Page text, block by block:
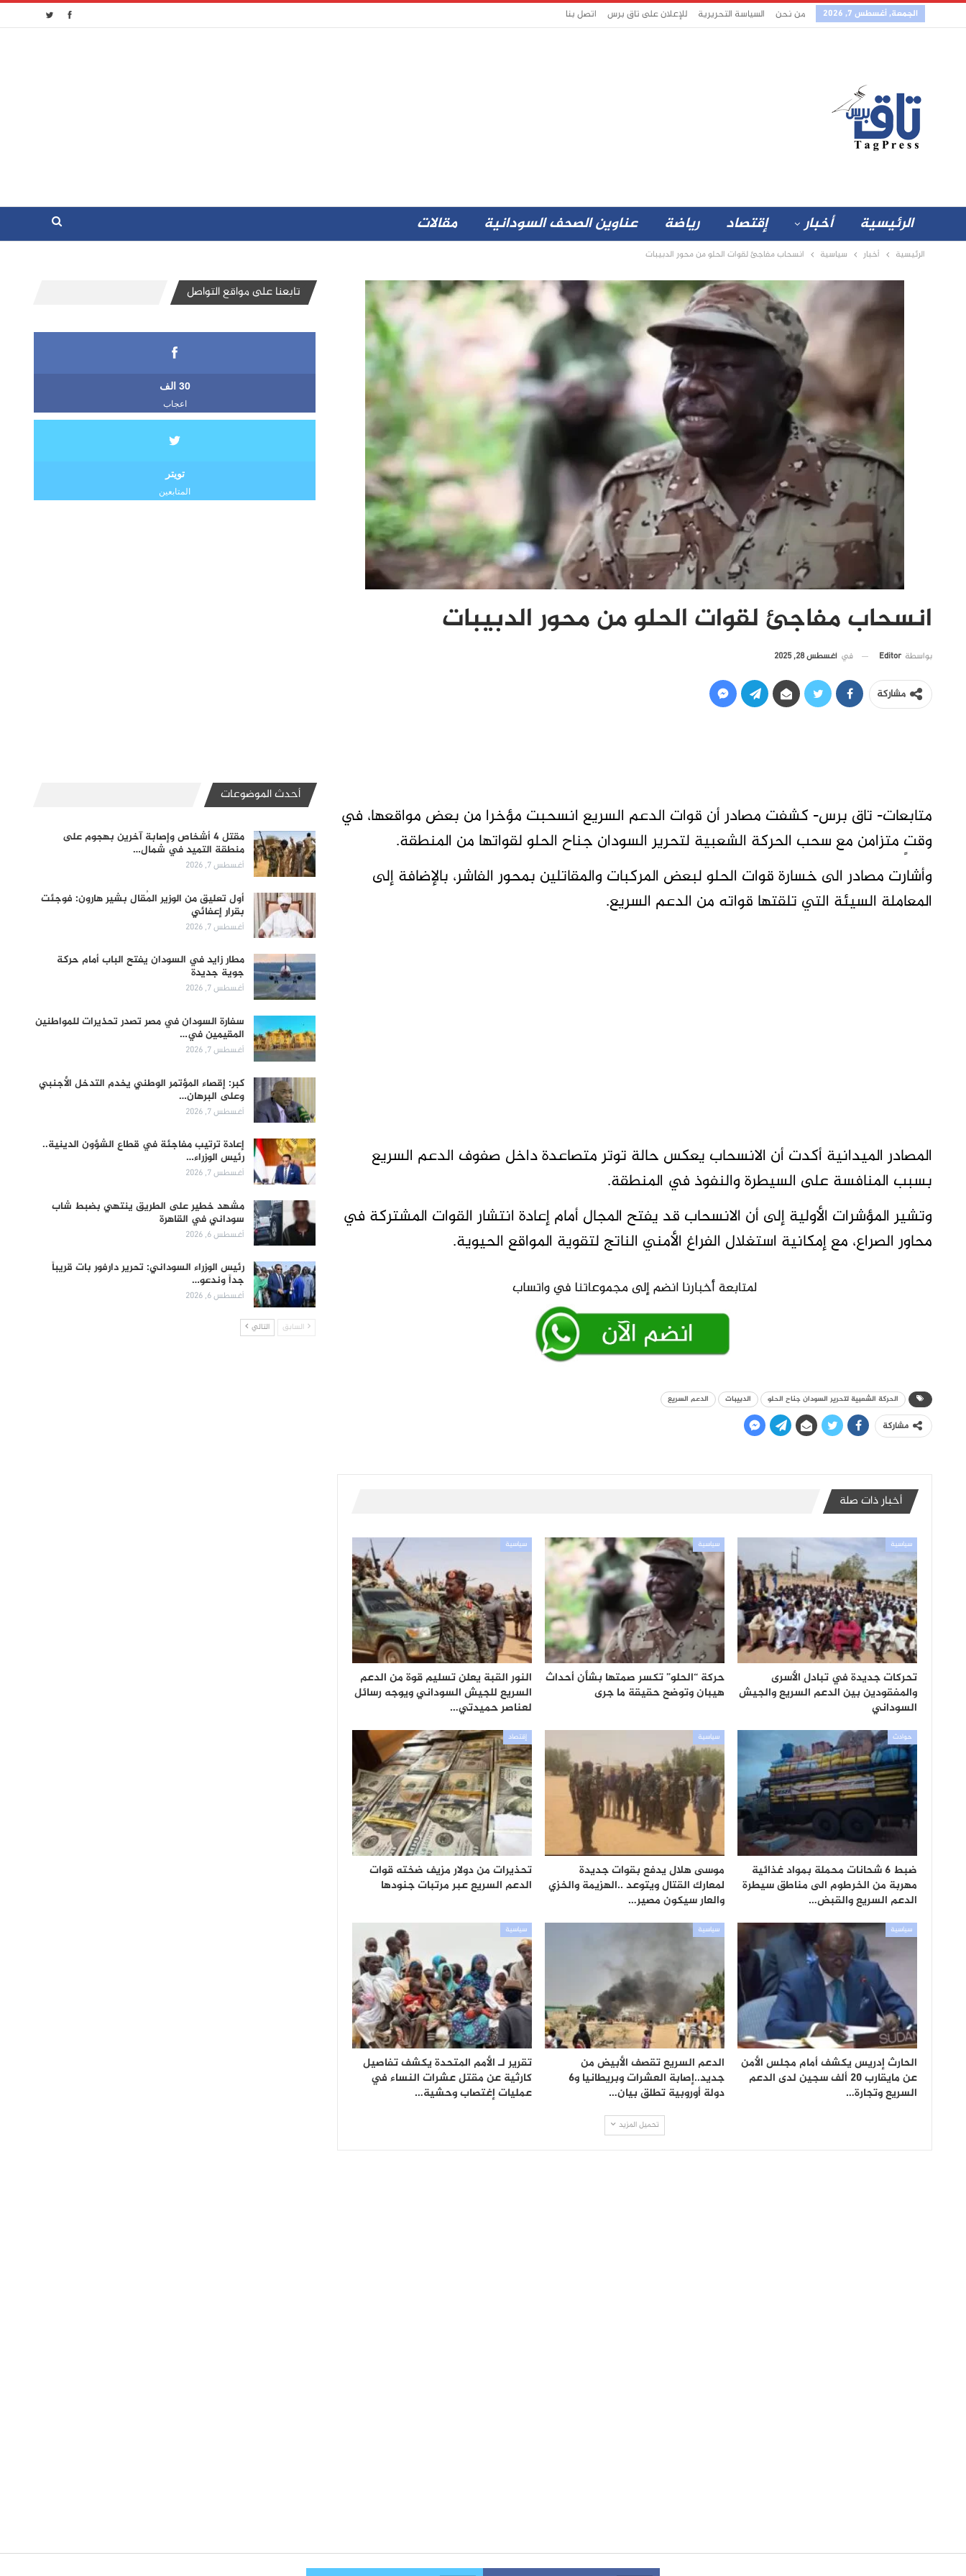
الجمعة, أغسطس 7, 2026 من نحن السياسة التحريرية للإعلان على تاق برس اتصل بنا
الرئيسية أخبار إقتصاد رياضة عناوين الصحف السودانية مقالات
الرئيسية أخبار سياسية انسحاب مفاجئ لقوات الحلو من محور الدبيبات
انسحاب مفاجئ لقوات الحلو من محور الدبيبات
بواسطة Editor في أغسطس 28, 2025
مشاركة
متابعات- تاق برس- كشفت مصادر أن قوات الدعم السريع انسحبت مؤخرا من بعض مواقعها، في
وقتٍ متزامن مع سحب الحركة الشعبية لتحرير السودان جناح الحلو لقواتها من المنطقة.
وأشارت مصادر الى خسارة قوات الحلو لبعض المركبات والمقاتلين بمحور الفاشر، بالإضافة إلى
المعاملة السيئة التي تلقتها قواته من الدعم السريع.
المصادر الميدانية أكدت أن الانسحاب يعكس حالة توتر متصاعدة داخل صفوف الدعم السريع
بسبب المنافسة على السيطرة والنفوذ في المنطقة.
وتشير المؤشرات الأولية إلى أن الانسحاب قد يفتح المجال أمام إعادة انتشار القوات المشتركة في
محاور الصراع، مع إمكانية استغلال الفراغ الأمني الناتج لتقوية المواقع الحيوية.
الحركة الشعبية لتحرير السودان جناح الحلو الدبيبات الدعم السريع
مشاركة
أخبار ذات صلة
سياسية
تحركات جديدة في تبادل الأسرى
والمفقودين بين الدعم السريع والجيش
السوداني
سياسية
حركة “الحلو” تكسر صمتها بشأن أحداث
هيبان وتوضح حقيقة ما جرى
سياسية
النور القبة يعلن تسليم قوة من الدعم
السريع للجيش السوداني ويوجه رسائل
لعناصر حميدتي…
حوادث
ضبط 6 شحانات محملة بمواد غذائية
مهربة من الخرطوم الى مناطق سيطرة
الدعم السريع والقبض…
سياسية
موسى هلال يدفع بقوات جديدة
لمعارك القتال ويتوعد ..الهزيمة والخزي
والعار سيكون مصير…
إقتصاد
تحذيرات من دولار مزيف ضخته قوات
الدعم السريع عبر مرتبات جنودها
سياسية
الحارث إدريس يكشف أمام مجلس الأمن
عن مايقارب 20 ألف سجين لدى الدعم
السريع وتجارة…
سياسية
الدعم السريع تقصف الأبيض من
جديد..إصابة العشرات وبريطانيا و6
دولة أوروبية تطلق بيان…
سياسية
تقرير لـ الأمم المتحدة يكشف تفاصيل
كارثية عن مقتل عشرات النساء في
عمليات إغتصاب وحشية…
تحميل المزيد
تابعنا على مواقع التواصل
30 الف
اعجاب
تويتر
المتابعين
أحدث الموضوعات
مقتل 4 أشخاص وإصابة آخرين بهجوم على
منطقة التميد في شمال…
أغسطس 7, 2026
أول تعليق من الوزير المُقال بشير هارون: فوجئت
بقرار إعفائي
أغسطس 7, 2026
مطار زايد في السودان يفتح الباب أمام حركة
جوية جديدة
أغسطس 7, 2026
سفارة السودان في مصر تصدر تحذيرات للمواطنين
المقيمين في…
أغسطس 7, 2026
كبر: إقصاء المؤتمر الوطني يخدم التدخل الأجنبي
وعلى البرهان…
أغسطس 7, 2026
إعادة ترتيب مفاجئة في قطاع الشؤون الدينية..
رئيس الوزراء…
أغسطس 7, 2026
مشهد خطير على الطريق ينتهي بضبط شاب
سوداني في القاهرة
أغسطس 6, 2026
رئيس الوزراء السوداني: تحرير دارفور بات قريباً
جداً وندعو…
أغسطس 6, 2026
السابق التالي